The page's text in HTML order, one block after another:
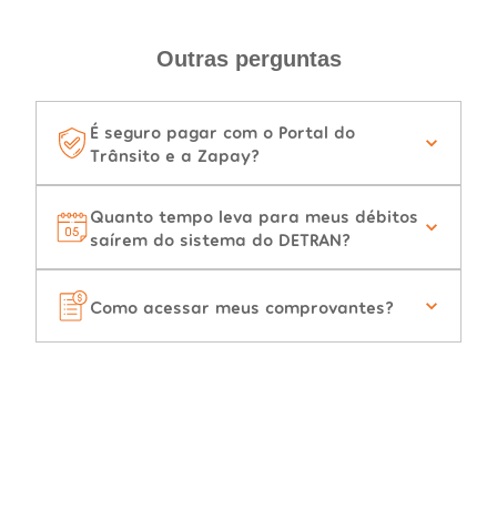
Outras perguntas
É seguro pagar com o Portal do
Trânsito e a Zapay?
Quanto tempo leva para meus débitos
saírem do sistema do DETRAN?
Como acessar meus comprovantes?